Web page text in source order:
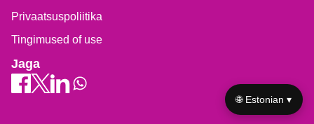
Privaatsuspoliitika
Tingimused of use
Jaga
🌐 Estonian ▾